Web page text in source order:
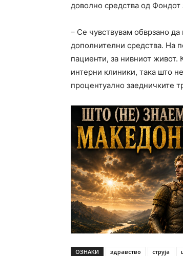
доволно средства од Фондот
– Се чувствувам обврзано
дополнителни средства. На
пациенти, за нивниот живот.
интерни клиники, така што
процентуално заедничките
ОЗНАКИ здравство струја